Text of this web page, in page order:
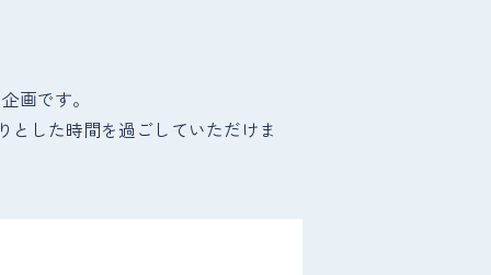
画です。
した時間を過ごしていただけま